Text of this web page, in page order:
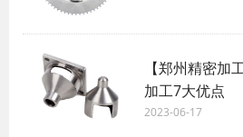
【郑州精密加
加工7大优点
2023-06-17